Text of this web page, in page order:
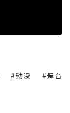
#動漫
#舞台